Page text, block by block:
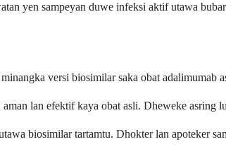
yen sampeyan duwe infeksi aktif utawa
versi biosimilar saka obat adalimumab
lan efektif kaya obat asli. Dheweke asring
biosimilar tartamtu. Dhokter lan apoteker